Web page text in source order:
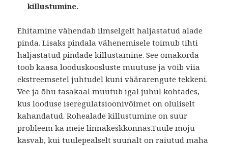
killustumine.
Ehitamine vähendab ilmselgelt haljastatud alade
pinda. Lisaks pindala vähenemisele toimub tihti
haljastatud pindade killustamine. See omakorda
toob kaasa looduskoosluste muutuse ja võib viia
ekstreemsetel juhtudel kuni väärarengute tekkeni.
Vee ja õhu tasakaal muutub igal juhul kohtades,
kus looduse iseregulatsioonivõimet on oluliselt
kahandatud. Rohealade killustumine on suur
probleem ka meie linnakeskkonnas.Tuule mõju
kasvab, kui tuulepealselt suunalt on raiutud maha